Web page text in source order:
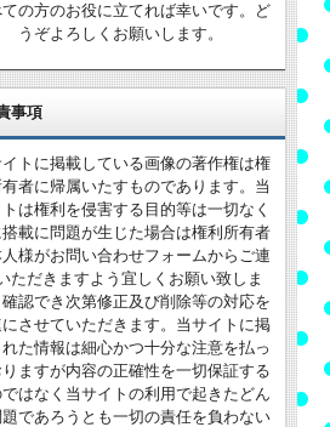
の方のお役に立てれば幸いです。ど
うぞよろしくお願いします。
事項
イトに掲載している画像の著作権は権
者に帰属いたすものであります。当
は権利を侵害する目的等は一切なく
載に問題が生じた場合は権利所有者
人様がお問い合わせフォームからご連
ただきますよう宜しくお願い致しま
認でき次第修正及び削除等の対応を
させていただきます。当サイトに掲
た情報は細心かつ十分な注意を払っ
ますが内容の正確性を一切保証する
ではなく当サイトの利用で起きたどん
題であろうとも一切の責任を負わない